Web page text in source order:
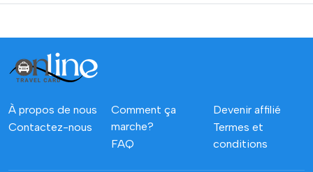
À propos de nous
Contactez-nous
Comment ça
marche?
FAQ
Devenir affilié
Termes et
conditions